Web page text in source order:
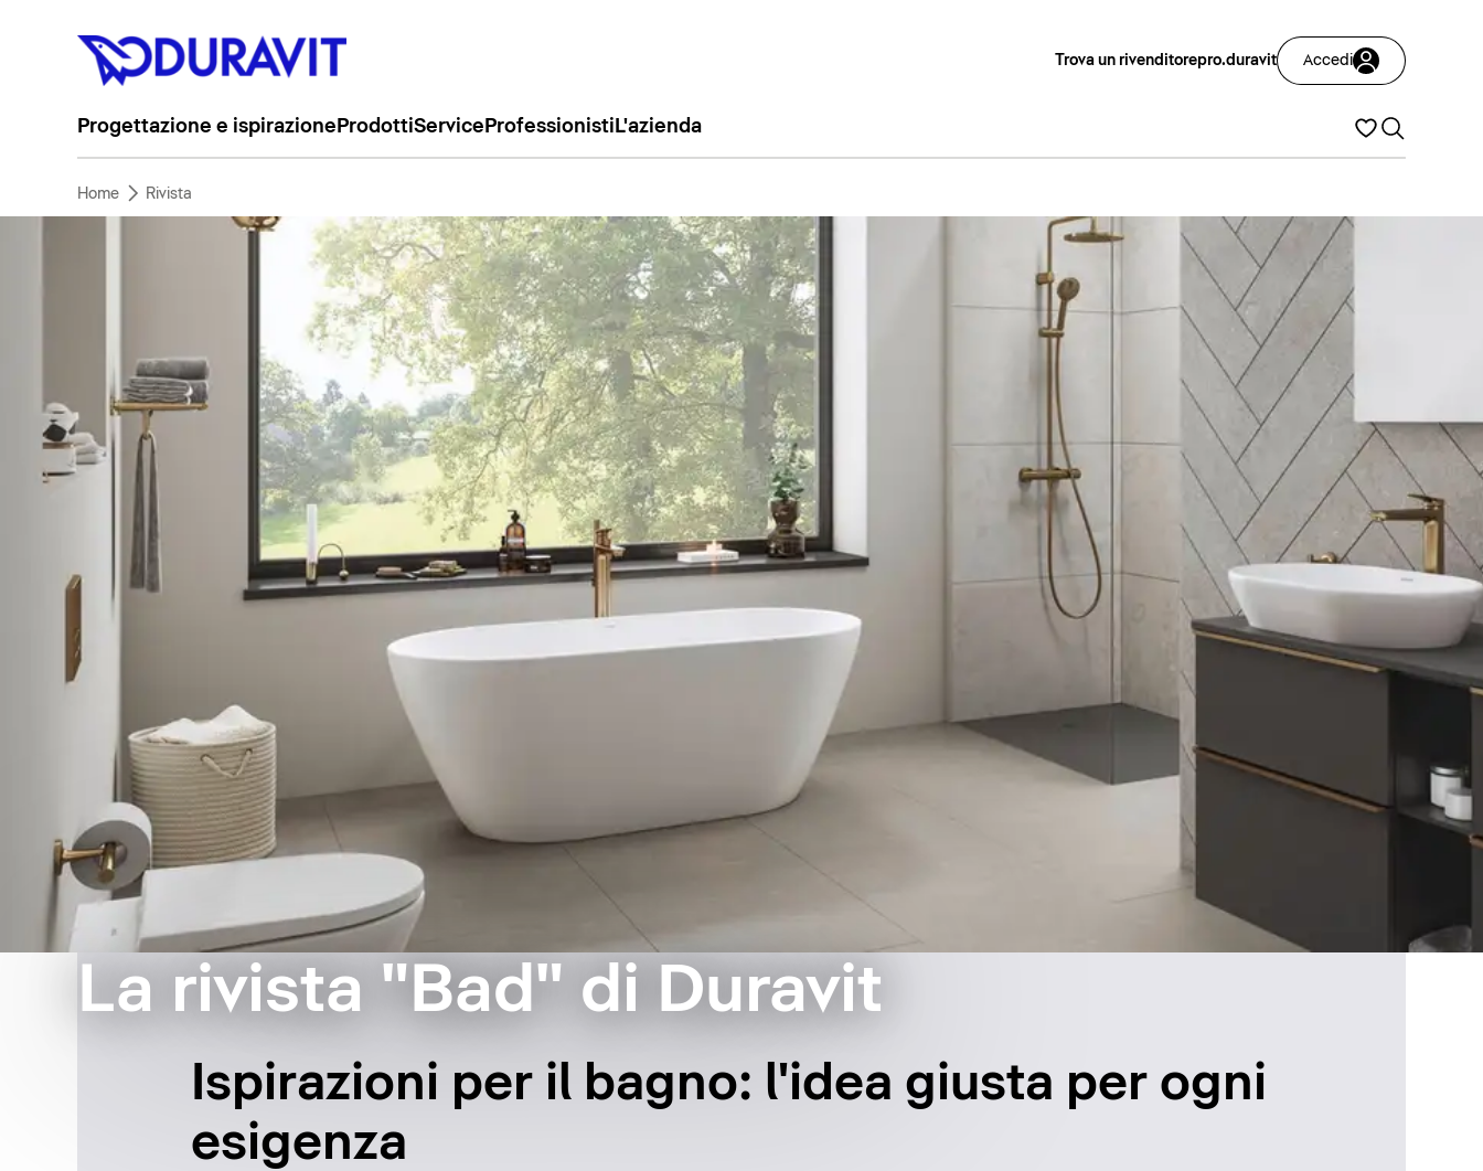
Trova un rivenditorepro.duravit Accedi
Progettazione e ispirazione ProdottiService Professionisti L'azienda
Home Rivista
La rivista "Bad" di Duravit
Ispirazioni per il bagno: l'idea giusta per ogni
esigenza